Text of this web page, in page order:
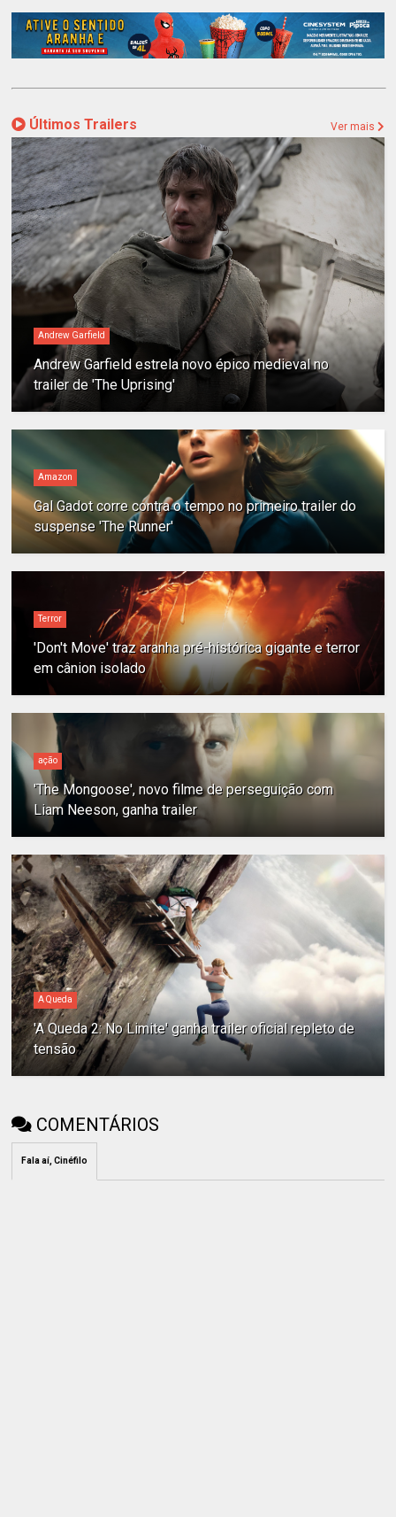
Últimos Trailers Ver mais
Andrew Garfield
Andrew Garfield estrela novo épico medieval no
trailer de 'The Uprising'
Amazon
Gal Gadot corre contra o tempo no primeiro trailer do
suspense 'The Runner'
Terror
'Don't Move' traz aranha pré-histórica gigante e terror
em cânion isolado
ação
'The Mongoose', novo filme de perseguição com
Liam Neeson, ganha trailer
A Queda
'A Queda 2: No Limite' ganha trailer oficial repleto de
tensão
COMENTÁRIOS
Fala aí, Cinéfilo